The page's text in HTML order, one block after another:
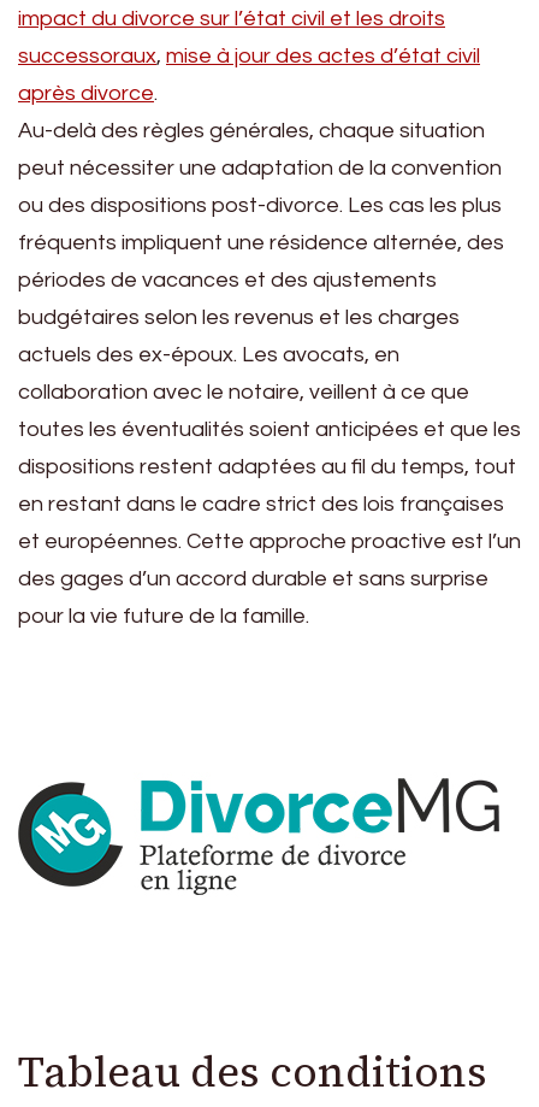
impact du divorce sur l’état civil et les droits
successoraux, mise à jour des actes d’état civil
après divorce.
Au-delà des règles générales, chaque situation
peut nécessiter une adaptation de la convention
ou des dispositions post-divorce. Les cas les plus
fréquents impliquent une résidence alternée, des
périodes de vacances et des ajustements
budgétaires selon les revenus et les charges
actuels des ex-époux. Les avocats, en
collaboration avec le notaire, veillent à ce que
toutes les éventualités soient anticipées et que les
dispositions restent adaptées au fil du temps, tout
en restant dans le cadre strict des lois françaises
et européennes. Cette approche proactive est l’un
des gages d’un accord durable et sans surprise
pour la vie future de la famille.
Tableau des conditions